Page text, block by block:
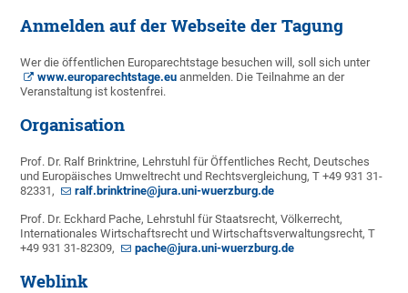
Anmelden auf der Webseite der Tagung
Wer die öffentlichen Europarechtstage besuchen will, soll sich unter
www.europarechtstage.eu anmelden. Die Teilnahme an der
Veranstaltung ist kostenfrei.
Organisation
Prof. Dr. Ralf Brinktrine, Lehrstuhl für Öffentliches Recht, Deutsches
und Europäisches Umweltrecht und Rechtsvergleichung, T +49 931 31-
82331,
ralf.brinktrine@jura.uni-wuerzburg.de
Prof. Dr. Eckhard Pache, Lehrstuhl für Staatsrecht, Völkerrecht,
Internationales Wirtschaftsrecht und Wirtschaftsverwaltungsrecht, T
+49 931 31-82309,
pache@jura.uni-wuerzburg.de
Weblink